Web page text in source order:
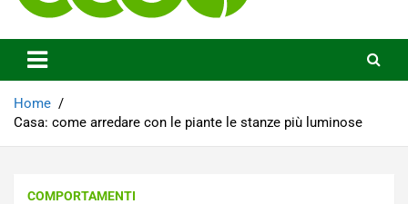
Ecoo.it
Home
Casa: come arredare con le piante le stanze più luminose
COMPORTAMENTI